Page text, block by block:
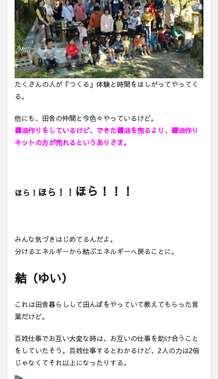
たくさんの人が『つくる』体験と時間をほしがってやってく
る。
他にも、田舎の仲間と今色々やっているけど。
醤油作りをしているけど、できた醤油を売るより、醤油作り
キットの方が売れるというありさま。
ほら！ ほら！！ ほら！！！
みんな気づきはじめてるんだよ。
分けるエネルギーから結ぶエネルギーへ戻ることに。
結（ゆい）
これは田舎暮らしして田んぼをやっていて教えてもらった言
葉だけど。
百姓仕事でお互い大変な時は、お互いの仕事を助け合うこと
をしていたそう。百姓仕事するとわかるけど、2人の力は2倍
じゃなくてそれ以上になったりする。